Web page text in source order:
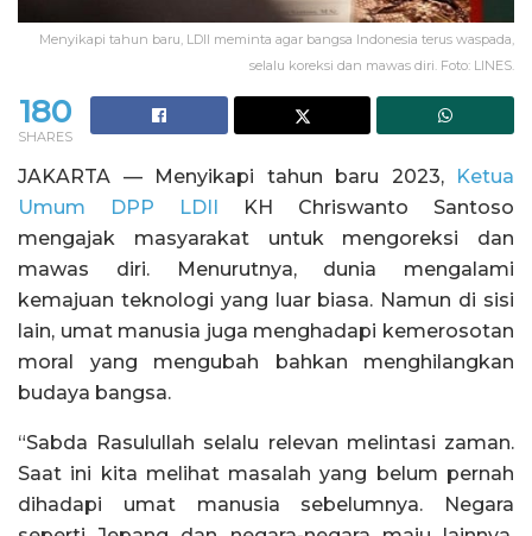
Menyikapi tahun baru, LDII meminta agar bangsa Indonesia terus waspada,
selalu koreksi dan mawas diri. Foto: LINES.
180
SHARES
JAKARTA — Menyikapi tahun baru 2023,
Ketua
Umum DPP LDII
KH Chriswanto Santoso
mengajak masyarakat untuk mengoreksi dan
mawas diri. Menurutnya, dunia mengalami
kemajuan teknologi yang luar biasa. Namun di sisi
lain, umat manusia juga menghadapi kemerosotan
moral yang mengubah bahkan menghilangkan
budaya bangsa.
“Sabda Rasulullah selalu relevan melintasi zaman.
Saat ini kita melihat masalah yang belum pernah
dihadapi umat manusia sebelumnya. Negara